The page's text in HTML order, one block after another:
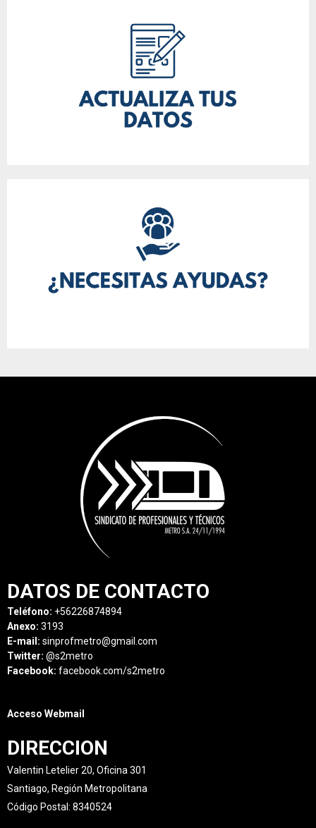
DATOS DE CONTACTO
Teléfono: +56226874894
Anexo: 3193
E-mail: sinprofmetro@gmail.com
Twitter: @s2metro
Facebook: facebook.com/s2metro
Acceso Webmail
DIRECCION
Valentin Letelier 20, Oficina 301
Santiago, Región Metropolitana
Código Postal: 8340524